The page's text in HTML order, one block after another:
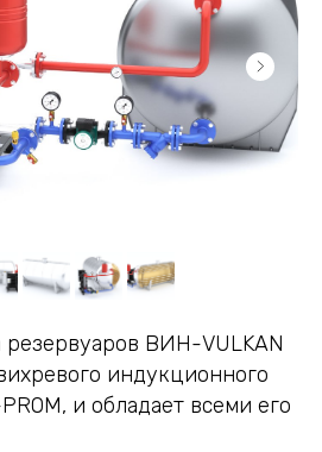
резервуаров ВИН-VULKAN
индукционного
и обладает всеми его